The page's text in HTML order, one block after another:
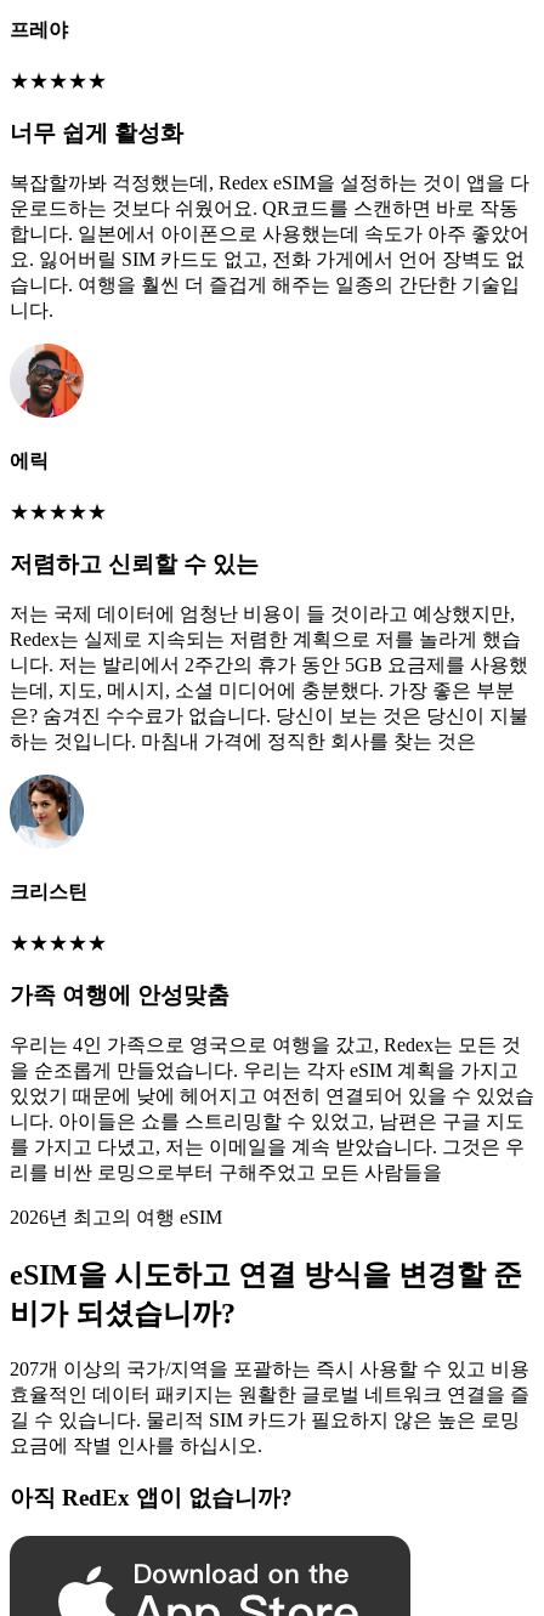
프레야
★★★★★
너무 쉽게 활성화
복잡할까봐 걱정했는데, Redex eSIM을 설정하는 것이 앱을 다
운로드하는 것보다 쉬웠어요. QR코드를 스캔하면 바로 작동
합니다. 일본에서 아이폰으로 사용했는데 속도가 아주 좋았어
요. 잃어버릴 SIM 카드도 없고, 전화 가게에서 언어 장벽도 없
습니다. 여행을 훨씬 더 즐겁게 해주는 일종의 간단한 기술입
니다.
에릭
★★★★★
저렴하고 신뢰할 수 있는
저는 국제 데이터에 엄청난 비용이 들 것이라고 예상했지만,
Redex는 실제로 지속되는 저렴한 계획으로 저를 놀라게 했습
니다. 저는 발리에서 2주간의 휴가 동안 5GB 요금제를 사용했
는데, 지도, 메시지, 소셜 미디어에 충분했다. 가장 좋은 부분
은? 숨겨진 수수료가 없습니다. 당신이 보는 것은 당신이 지불
하는 것입니다. 마침내 가격에 정직한 회사를 찾는 것은
크리스틴
★★★★★
가족 여행에 안성맞춤
우리는 4인 가족으로 영국으로 여행을 갔고, Redex는 모든 것
을 순조롭게 만들었습니다. 우리는 각자 eSIM 계획을 가지고
있었기 때문에 낮에 헤어지고 여전히 연결되어 있을 수 있었습
니다. 아이들은 쇼를 스트리밍할 수 있었고, 남편은 구글 지도
를 가지고 다녔고, 저는 이메일을 계속 받았습니다. 그것은 우
리를 비싼 로밍으로부터 구해주었고 모든 사람들을
2026년 최고의 여행 eSIM
eSIM을 시도하고 연결 방식을 변경할 준
비가 되셨습니까?
207개 이상의 국가/지역을 포괄하는 즉시 사용할 수 있고 비용
효율적인 데이터 패키지는 원활한 글로벌 네트워크 연결을 즐
길 수 있습니다. 물리적 SIM 카드가 필요하지 않은 높은 로밍
요금에 작별 인사를 하십시오.
아직 RedEx 앱이 없습니까?